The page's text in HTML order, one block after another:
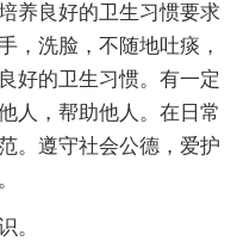
养良好的卫生习惯要求
，洗脸，不随地吐痰，
好的卫生习惯。有一定
人，帮助他人。在日常
。遵守社会公德，爱护
。